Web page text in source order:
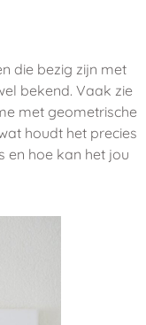
die bezig zijn met
bekend. Vaak zie
met geometrische
houdt het precies
en hoe kan het jou